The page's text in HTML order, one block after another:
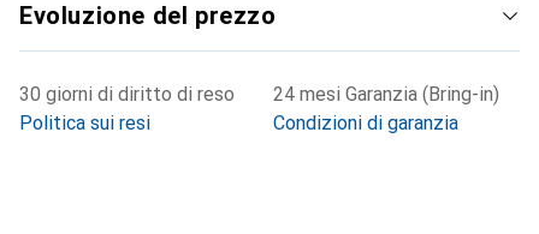
Evoluzione del prezzo
30 giorni di diritto di reso
Politica sui resi
24 mesi Garanzia (Bring-in)
Condizioni di garanzia